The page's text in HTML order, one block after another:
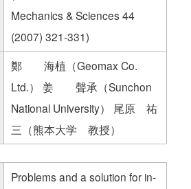
Mechanics & Sciences 44
(2007) 321-331)
鄭 海植（Geomax Co.
Ltd.） 姜 聲承（Sunchon
National University） 尾原 祐
三（熊本大学 教授）
Problems and a solution for in-